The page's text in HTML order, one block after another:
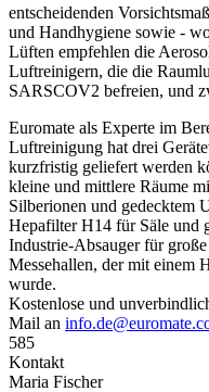
entscheidenden
und Handhygiene sowie -
Lüften empfehlen die
Luftreinigern, die die
SARSCOV2 befreien, und
Euromate als Experte im
Luftreinigung hat drei
kurzfristig geliefert werden
kleine und mittlere Räume
Silberionen und gedecktem
Hepafilter H14 für Säle und
Industrie-Absauger für
Messehallen, der mit einem
wurde.
Kostenlose und
Mail an
585
Kontakt
Maria Fischer